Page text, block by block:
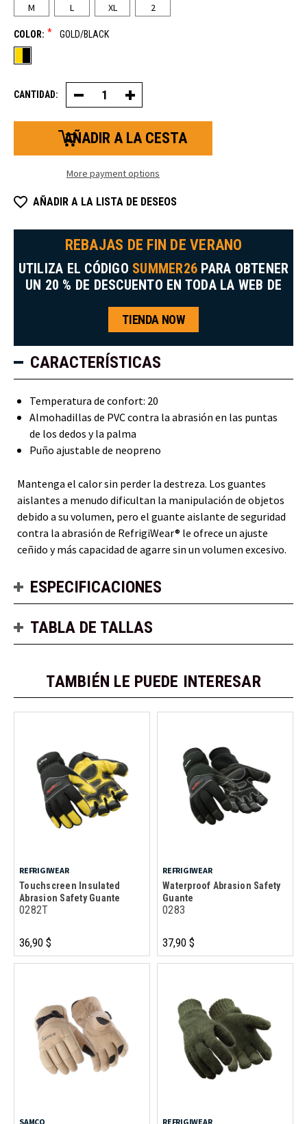
M L XL 2
COLOR: * GOLD/BLACK
CANTIDAD: Decrease
Quantity
of
Insulated
Abrasion
Guante
Increase
Quantity
of
Abrasion
Guante
More payment options
AÑADIR A LA LISTA DE DESEOS
REBAJAS DE FIN DE VERANO
UTILIZA EL CÓDIGO SUMMER26 PARA OBTENER
UN 20 % DE DESCUENTO EN TODA LA WEB DE
TIENDA NOW
CARACTERÍSTICAS
Temperatura de confort: 20
Almohadillas de PVC contra la abrasión en las puntas
de los dedos y la palma
Puño ajustable de neopreno
Mantenga el calor sin perder la destreza. Los guantes
aislantes a menudo dificultan la manipulación de objetos
debido a su volumen, pero el guante aislante de seguridad
contra la abrasión de RefrigiWear® le ofrece un ajuste
ceñido y más capacidad de agarre sin un volumen excesivo.
ESPECIFICACIONES
TABLA DE TALLAS
TAMBIÉN LE PUEDE INTERESAR
REFRIGIWEAR
Touchscreen Insulated
Abrasion Safety Guante
0282T
36,90 $
REFRIGIWEAR
Waterproof Abrasion Safety
Guante
0283
37,90 $
SAMCO REFRIGIWEAR